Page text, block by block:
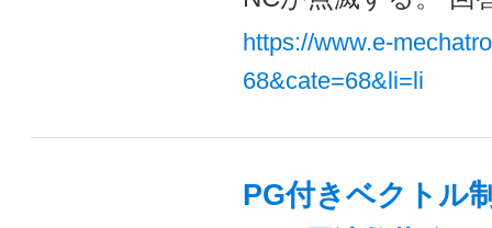
https://www.e-
68&cate=68&li=li
PG付きベクトル